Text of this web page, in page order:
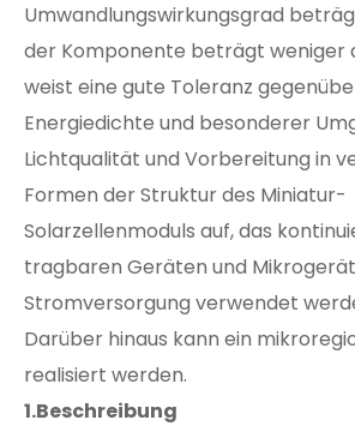
Umwandlungswirkungsgrad
der Komponente beträgt weniger
weist eine gute Toleranz
Energiedichte und besonderer
Lichtqualität und Vorbereitung in
Formen der Struktur des Miniatur-
Solarzellenmoduls auf, das
tragbaren Geräten und
Stromversorgung verwendet
Darüber hinaus kann ein
realisiert werden.
1.Beschreibung